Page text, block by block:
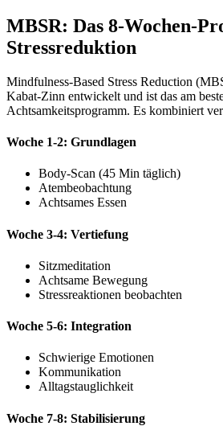
MBSR: Das 8-Wochen-
Stressreduktion
Mindfulness-Based Stress Reduction
Kabat-Zinn entwickelt und ist das am
Achtsamkeitsprogramm. Es kombiniert
Woche 1-2: Grundlagen
Body-Scan (45 Min täglich)
Atembeobachtung
Achtsames Essen
Woche 3-4: Vertiefung
Sitzmeditation
Achtsame Bewegung
Stressreaktionen beobachten
Woche 5-6: Integration
Schwierige Emotionen
Kommunikation
Alltagstauglichkeit
Woche 7-8: Stabilisierung